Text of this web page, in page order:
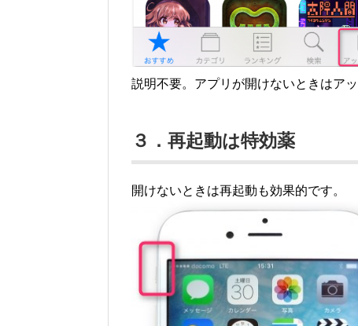
説明不要。アプリが開けないときはア
３．再起動は特効薬
開けないときは再起動も効果的です。